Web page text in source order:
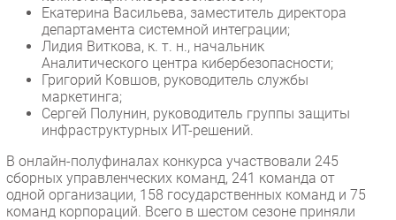
Тестовый стенд
Каталог компаний
Екатерина Васильева, заместитель директора
департамента системной интеграции;
Лидия Виткова, к. т. н., начальник
Аналитического центра кибербезопасности;
Григорий Ковшов, руководитель службы
маркетинга;
Сергей Полунин, руководитель группы защиты
инфраструктурных ИТ-решений.
В онлайн-полуфиналах конкурса участвовали 245
сборных управленческих команд, 241 команда от
одной организации, 158 государственных команд и 75
команд корпораций. Всего в шестом сезоне приняли